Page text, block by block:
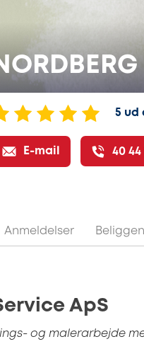
5 ud
E-mail 40 44
Anmeldelser
ApS
og malerarbejde